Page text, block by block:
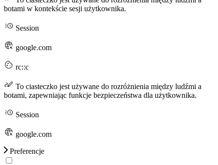
botami w kontekście sesji użytkownika.
Session
google.com
rc::c
To ciasteczko jest używane do rozróżnienia między ludźmi a
botami, zapewniając funkcje bezpieczeństwa dla użytkownika.
Session
google.com
Preferencje